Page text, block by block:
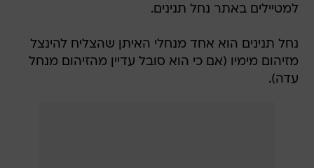
למטיילים באתר נחל תנינים.
נחל תנינים הוא אחד מנחלי האיתן שהצליח להינצל
מזיהום מימיו (אם כי הוא סובל עדיין מהזיהום מנחל
עדה).